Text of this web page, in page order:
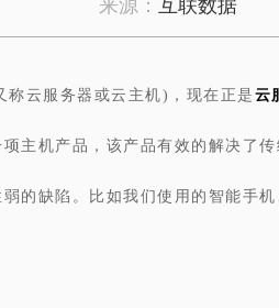
来源： 互联数据
称云服务器或云主机)，现在正是云
主机产品，该产品有效的解决了
的缺陷。比如我们使用的智能手